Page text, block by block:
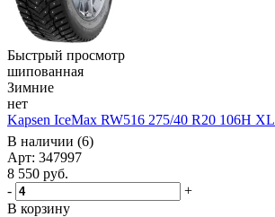
Быстрый просмотр
шипованная
Зимние
нет
Kapsen IceMax RW516 275/40 R20 106H XL
В наличии (6)
Арт: 347997
8 550 руб.
-
+
В корзину